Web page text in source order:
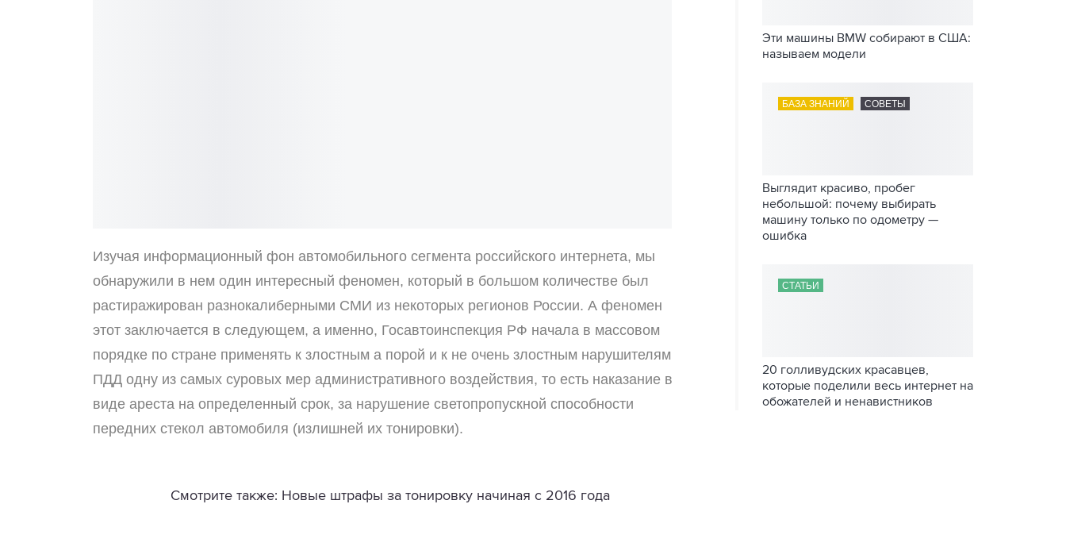
Изучая информационный фон автомобильного сегмента российского интернета, мы
обнаружили в нем один интересный феномен, который в большом количестве был
растиражирован разнокалиберными СМИ из некоторых регионов России. А феномен
этот заключается в следующем, а именно, Госавтоинспекция РФ начала в массовом
порядке по стране применять к злостным а порой и к не очень злостным нарушителям
ПДД одну из самых суровых мер административного воздействия, то есть наказание в
виде ареста на определенный срок, за нарушение светопропускной способности
передних стекол автомобиля (излишней их тонировки).
Смотрите также: Новые штрафы за тонировку начиная с 2016 года
Эти машины BMW собирают в США:
называем модели
БАЗА ЗНАНИЙ СОВЕТЫ
Выглядит красиво, пробег
небольшой: почему выбирать
машину только по одометру —
ошибка
СТАТЬИ
20 голливудских красавцев,
которые поделили весь интернет на
обожателей и ненавистников